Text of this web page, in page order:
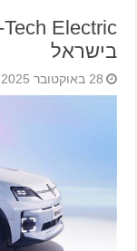
בישראל
28 באוקטובר 2025